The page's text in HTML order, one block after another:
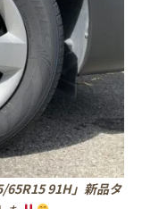
65R15 91H」新品タ